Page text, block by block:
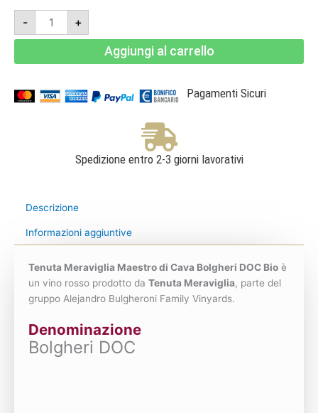
-
Tenuta
Meraviglia
Maestro
di
2018
Dievole
+
Aggiungi al carrello
Pagamenti Sicuri
Spedizione entro 2-3 giorni lavorativi
Descrizione
Informazioni aggiuntive
Tenuta Meraviglia Maestro di Cava Bolgheri DOC Bio è
un vino rosso prodotto da Tenuta Meraviglia, parte del
gruppo Alejandro Bulgheroni Family Vinyards.
Denominazione
Bolgheri DOC